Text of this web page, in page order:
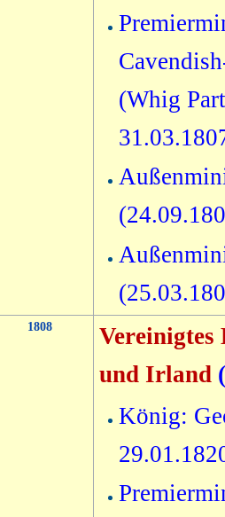
(Whig
1808
und Irland (
König: